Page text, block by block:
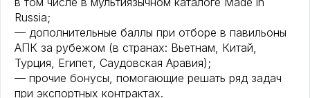
Russia;
— дополнительные баллы при отборе в павильоны
АПК за рубежом (в странах: Вьетнам, Китай,
Турция, Египет, Саудовская Аравия);
— прочие бонусы, помогающие решать ряд задач
при экспортных контрактах.